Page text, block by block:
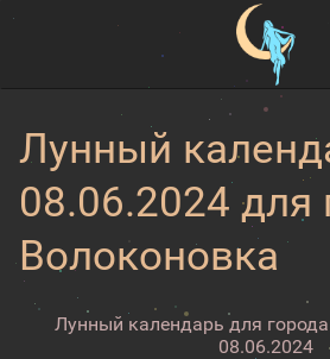
Лунный
08.06.2024 для
Волоконовка
Лунный календарь для
08.06.2024